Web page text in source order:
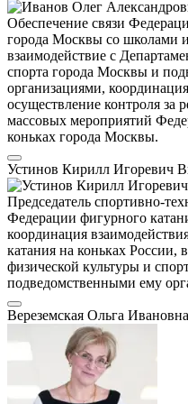
Обеспечение связи
города Москвы со школами
взаимодействие с
спорта города Москвы и
организациями,
осуществление контроля за
массовых мероприятий
коньках города Москвы.
Устинов Кирилл Игоревич
Председатель спортивно-
Федерации фигурного
координация
катания на коньках России,
физической культуры и
подведомственными ему
Вереземская Ольга Ивановна